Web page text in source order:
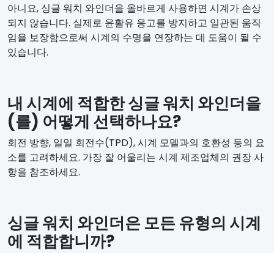
아니요, 싱글 워치 와인더을 올바르게 사용하면 시계가 손상
되지 않습니다. 실제로 윤활유 응고를 방지하고 일관된 움직
임을 보장함으로써 시계의 수명을 연장하는 데 도움이 될 수
있습니다.
내 시계에 적합한 싱글 워치 와인더을
(를) 어떻게 선택하나요?
회전 방향, 일일 회전수(TPD), 시계 모델과의 호환성 등의 요
소를 고려하세요. 가장 잘 어울리는 시계 제조업체의 권장 사
항을 참조하세요.
싱글 워치 와인더은 모든 유형의 시계
에 적합합니까?